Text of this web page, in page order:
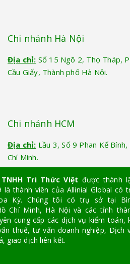
Chi nhánh Hà Nội
Địa chỉ: Số 15 Ngõ 2, Thọ Tháp,
Cầu Giấy, Thành phố Hà Nội.
Chi nhánh HCM
Địa chỉ: Lầu 3, Số 9 Phan Kế
Chí Minh.
Tri Thức Việt được thành
là thành viên của Allinial Global có
Kỳ. Chúng tôi có trụ sở tại
Chí Minh, Hà Nội và các tỉnh
cung cấp các dịch vụ kiểm toán,
thuế, tư vấn doanh nghiệp, Dịch
giao dịch liên kết.